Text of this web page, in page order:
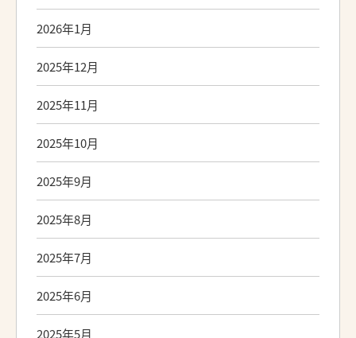
2026年1月
2025年12月
2025年11月
2025年10月
2025年9月
2025年8月
2025年7月
2025年6月
2025年5月